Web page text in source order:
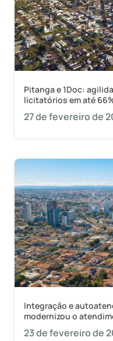
Pitanga e 1Doc:
licitatórios em até
27 de fevereiro de
Integração e
modernizou o
23 de fevereiro de